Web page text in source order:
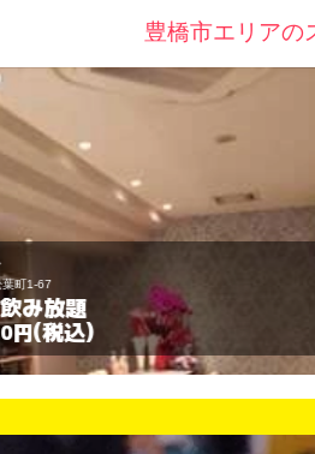
豊橋市エリアの
豊橋市松葉町１丁目１２番地
30分飲み放題
3,000円(税込)